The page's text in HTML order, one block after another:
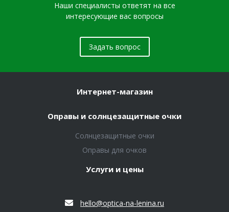
Наши специалисты ответят на все
интересующие вас вопросы
Задать вопрос
Интернет-магазин
Оправы и солнцезащитные очки
Солнцезащитные очки
Оправы для очков
Услуги и цены
hello@optica-na-lenina.ru